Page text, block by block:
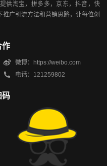
供淘宝，拼多多，京东，抖音，快
广引流方法和营销思路，让每位创
作
微博：https://weibo.com
电话：121259802
码